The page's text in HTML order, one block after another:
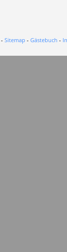
- Sitemap - Gästebuch -